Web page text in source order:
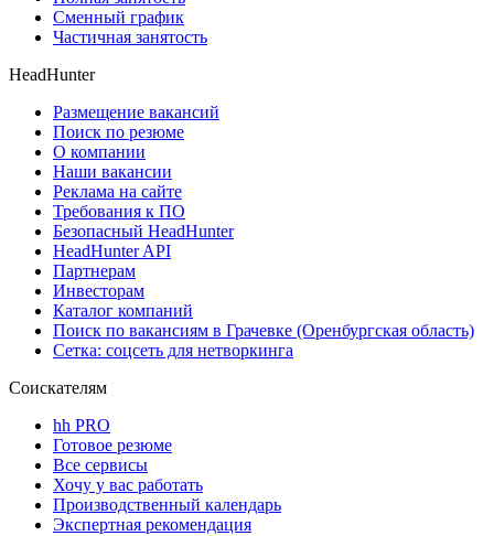
Сменный график
Частичная занятость
HeadHunter
Размещение вакансий
Поиск по резюме
О компании
Наши вакансии
Реклама на сайте
Требования к ПО
Безопасный HeadHunter
HeadHunter API
Партнерам
Инвесторам
Каталог компаний
Поиск по вакансиям в Грачевке (Оренбургская область)
Сетка: соцсеть для нетворкинга
Соискателям
hh PRO
Готовое резюме
Все сервисы
Хочу у вас работать
Производственный календарь
Экспертная рекомендация